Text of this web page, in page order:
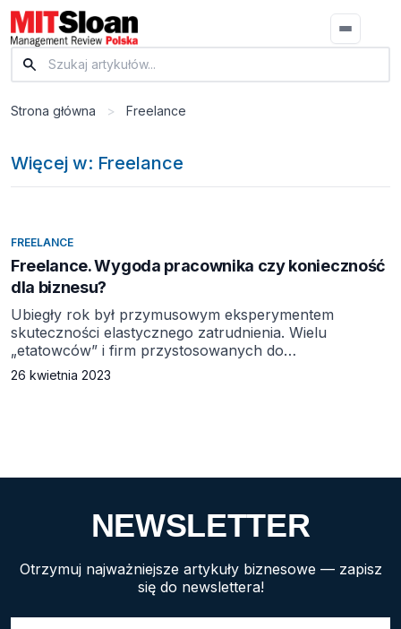
Strona główna > Freelance
Więcej w: Freelance
FREELANCE
Freelance. Wygoda pracownika czy konieczność
dla biznesu?
Ubiegły rok był przymusowym eksperymentem
skuteczności elastycznego zatrudnienia. Wielu
„etatowców” i firm przystosowanych do
standardowego funkcjonowania zostało wrzuconych
wyróżnia się elastycznym rodzajem zatrudnienia)
26 kwietnia 2023
NEWSLETTER
Otrzymuj najważniejsze artykuły biznesowe — zapisz
się do newslettera!